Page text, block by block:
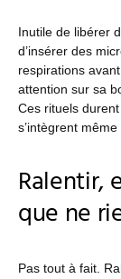
Inutile de libérer
d’insérer des
respirations
attention sur sa
Ces rituels
s’intègrent
Ralentir,
que ne
Pas tout à fait.